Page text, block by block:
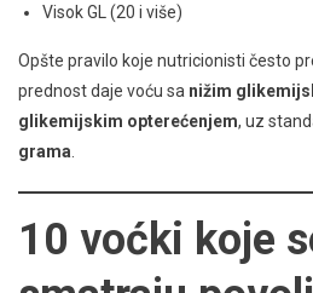
Visok GL (20 i više)
Opšte pravilo koje nutricionisti često
prednost daje voću sa nižim
glikemijskim opterećenjem, uz
grama
10 voćki koje